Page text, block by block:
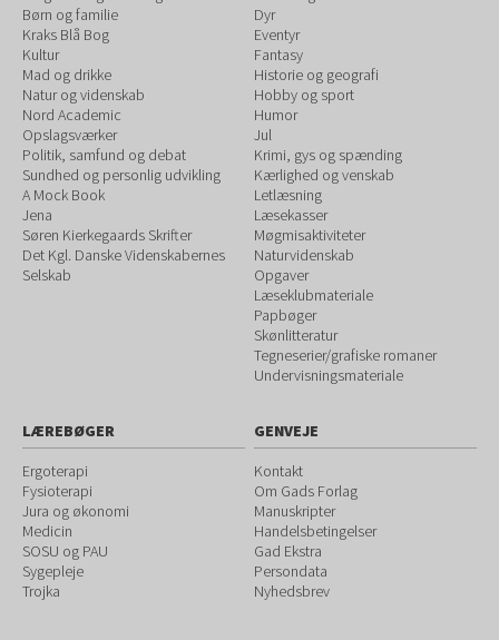
Børn og familie
Kraks Blå Bog
Kultur
Mad og drikke
Natur og videnskab
Nord Academic
Opslagsværker
Politik, samfund og debat
Sundhed og personlig udvikling
A Mock Book
Jena
Søren Kierkegaards Skrifter
Det Kgl. Danske Videnskabernes
Selskab
Dyr
Eventyr
Fantasy
Historie og geografi
Hobby og sport
Humor
Jul
Krimi, gys og spænding
Kærlighed og venskab
Letlæsning
Læsekasser
Møgmisaktiviteter
Naturvidenskab
Opgaver
Læseklubmateriale
Papbøger
Skønlitteratur
Tegneserier/grafiske romaner
Undervisningsmateriale
LÆREBØGER
Ergoterapi
Fysioterapi
Jura og økonomi
Medicin
SOSU og PAU
Sygepleje
Trojka
GENVEJE
Kontakt
Om Gads Forlag
Manuskripter
Handelsbetingelser
Gad Ekstra
Persondata
Nyhedsbrev